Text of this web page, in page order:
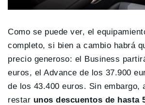
Como se puede ver, el
completo, si bien a cambio habrá
precio generoso: el Business
euros, el Advance de los 37.900
de los 43.400 euros. Sin embargo,
restar unos descuentos de hasta